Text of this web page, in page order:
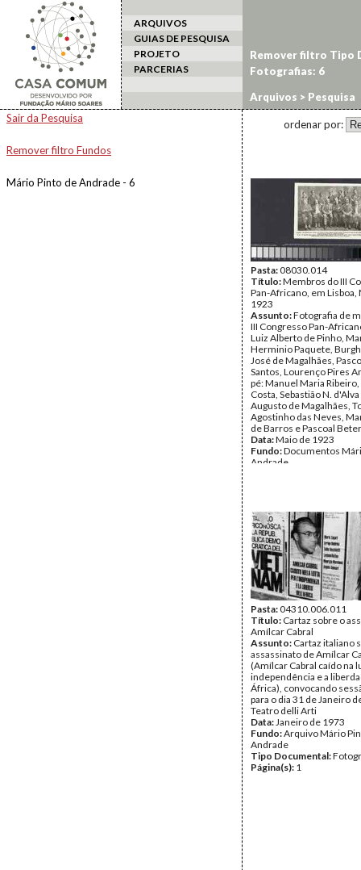
ARQUIVOS
GUIAS DE PESQUISA
PROJETO
PARCERIAS
Arquivos > Pesquisa
Sair da Pesquisa
Remover filtro Fundos
Mário Pinto de Andrade - 6
Remover filtro Tipo
Fotografias: 6
ordenar por:
Pasta:08030.014
Título:Membros do III
Pan-Africano, em Lisboa,
1923
Assunto:Fotografia de
III Congresso Pan-
Luiz Alberto de Pinho,
Herminio Paquete,
José de Magalhães,
Santos, Lourenço Pires
pé: Manuel Maria
Costa, Sebastião N.
Augusto de Magalhães,
Agostinho das Neves,
de Barros e Pascoal
Data:Maio de 1923
Fundo:Documentos
Andrade
Pasta:04310.006.011
Título: Cartaz sobre o
Amílcar Cabral
Assunto: Cartaz italiano
assassinato de Amílcar
(Amílcar Cabral caído na
independência e a
África), convocando
para o dia 31 de Janeiro
Teatro delli Arti
Data:Janeiro de 1973
Fundo:Arquivo Mário
Andrade
Tipo Documental:
Página(s): 1